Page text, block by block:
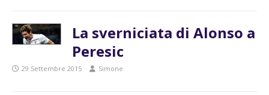
La sverniciata di Alonso a
Peresic
29 Settembre 2015 Simone